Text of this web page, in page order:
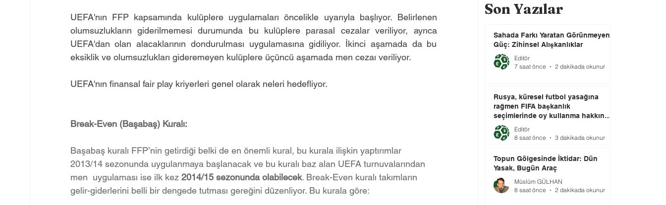
UEFA'nın FFP kapsamında kulüplere uygulamaları öncelikle uyarıyla başlıyor. Belirlenen
olumsuzlukların giderilmemesi durumunda bu kulüplere parasal cezalar veriliyor, ayrıca
UEFA'dan olan alacaklarının dondurulması uygulamasına gidiliyor. İkinci aşamada da bu
eksiklik ve olumsuzlukları gideremeyen kulüplere üçüncü aşamada men cezaı veriliyor.
UEFA'nın finansal fair play kriyerleri genel olarak neleri hedefliyor.
Break-Even (Başabaş) Kuralı:
Başabaş kuralı FFP’nin getirdiği belki de en önemli kural, bu kurala ilişkin yaptırımlar
2013/14 sezonunda uygulanmaya başlanacak ve bu kuralı baz alan UEFA turnuvalarından
men  uygulaması ise ilk kez 2014/15 sezonunda olabilecek. Break-Even kuralı takımların
gelir-giderlerini belli bir dengede tutması gereğini düzenliyor. Bu kurala göre:
Son Yazılar
Sahada Farkı Yaratan Görünmeyen
Güç: Zihinsel Alışkanlıklar
Editör
7 saat önce
2 dakikada okunur
Rusya, küresel futbol yasağına
rağmen FIFA başkanlık
seçimlerinde oy kullanma hakkını
elinde tutuyor.
Editör
8 saat önce
3 dakikada okunur
Topun Gölgesinde İktidar: Dün
Yasak, Bugün Araç
Müslüm GÜLHAN
8 saat önce
2 dakikada okunur